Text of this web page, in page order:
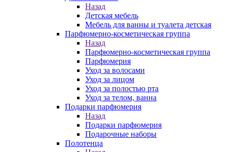
Назад
Детская мебель
Мебель для ванны и туалета детская
Парфюмерно-косметическая группа
Назад
Парфюмерно-косметическая группа
Парфюмерия
Уход за волосами
Уход за лицом
Уход за полостью рта
Уход за телом, ванна
Подарки парфюмерия
Назад
Подарки парфюмерия
Подарочные наборы
Полотенца